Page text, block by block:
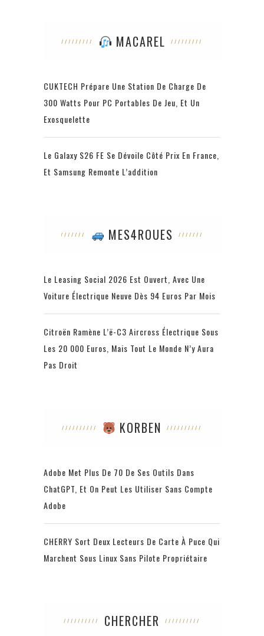
MACAREL
CUKTECH Prépare Une Station De Charge De
300 Watts Pour PC Portables De Jeu, Et Un
Exosquelette
Le Galaxy S26 FE Se Dévoile Côté Prix En France,
Et Samsung Remonte L’addition
MES4ROUES
Le Leasing Social 2026 Est Ouvert, Avec Une
Voiture Électrique Neuve Dès 94 Euros Par Mois
Citroën Ramène L’ë-C3 Aircross Électrique Sous
Les 20 000 Euros, Mais Tout Le Monde N’y Aura
Pas Droit
KORBEN
Adobe Met Plus De 70 De Ses Outils Dans
ChatGPT, Et On Peut Les Utiliser Sans Compte
Adobe
CHERRY Sort Deux Lecteurs De Carte À Puce Qui
Marchent Sous Linux Sans Pilote Propriétaire
CHERCHER